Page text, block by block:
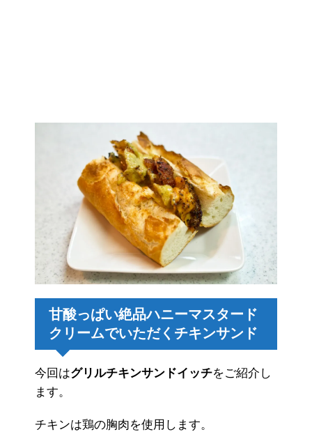
甘酸っぱい絶品ハニーマスタード
クリームでいただくチキンサンド
今回はグリルチキンサンドイッチをご紹介し
ます。
チキンは鶏の胸肉を使用します。